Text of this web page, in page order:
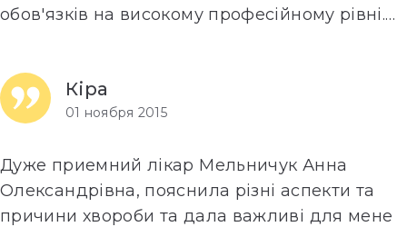
обов'язків на високому професійному рівні.…
Кіра
01 ноября 2015
Дуже приемний лікар Мельничук Анна
Олександрівна, пояснила різні аспекти та
причини хвороби та дала важливі для мене